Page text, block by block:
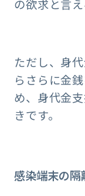
の欲求と言え
ただし、身
らさらに金
め、身代金
きです。
感染端末の隔